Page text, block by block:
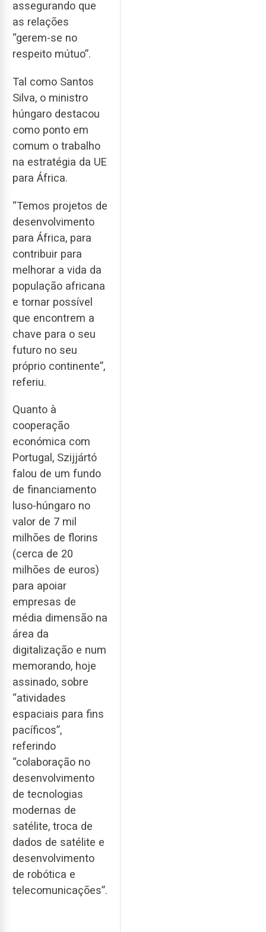
assegurando que
as relações
“gerem-se no
respeito mútuo”.
Tal como Santos
Silva, o ministro
húngaro destacou
como ponto em
comum o trabalho
na estratégia da UE
para África.
“Temos projetos de
desenvolvimento
para África, para
contribuir para
melhorar a vida da
população africana
e tornar possível
que encontrem a
chave para o seu
futuro no seu
próprio continente”,
referiu.
Quanto à
cooperação
económica com
Portugal, Szijjártó
falou de um fundo
de financiamento
luso-húngaro no
valor de 7 mil
milhões de florins
(cerca de 20
milhões de euros)
para apoiar
empresas de
média dimensão na
área da
digitalização e num
memorando, hoje
assinado, sobre
“atividades
espaciais para fins
pacíficos”,
referindo
“colaboração no
desenvolvimento
de tecnologias
modernas de
satélite, troca de
dados de satélite e
desenvolvimento
de robótica e
telecomunicações”.